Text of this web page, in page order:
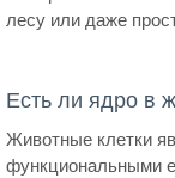
лесу или даже
Есть ли ядро в
Животные клетки
функциональными